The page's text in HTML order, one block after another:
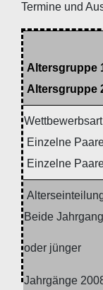
Termine und
Altersgruppe
Altersgruppe
Wettbewerbsart
Einzelne
Einzelne
Beide
oder jünger
Jahrgänge